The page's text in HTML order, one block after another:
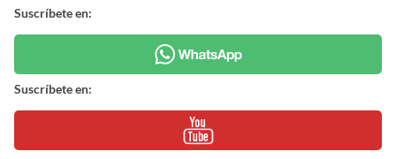
Suscríbete en:
Suscríbete en: